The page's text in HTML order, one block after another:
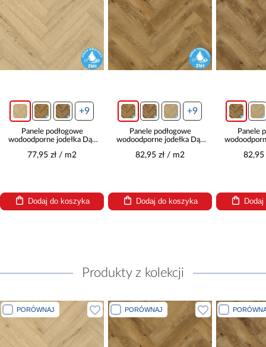
+9
Panele podłogowe
wodoodporne jodełka Dąb
Herringbone WR 66882
77,95 zł / m2
Dodaj do koszyka
+9
Panele podłogowe
wodoodporne jodełka Dąb
Herringbone WR 63267
82,95 zł / m2
Dodaj do koszyka
Panele
82,95
Produkty z kolekcji
PORÓWNAJ PORÓWNAJ